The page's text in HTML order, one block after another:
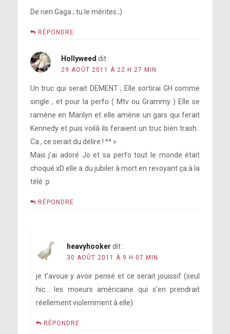
De rien Gaga ; tu le mérites ;)
RÉPONDRE
Hollyweed dit :
29 AOÛT 2011 À 22 H 27 MIN
Un truc qui serait DEMENT ; Elle sortirai GH comme
single , et pour la perfo ( Mtv ou Grammy ) Elle se
ramène en Marilyn et elle amène un gars qui ferait
Kennedy et puis voilà ils feraient un truc bien trash..
Ca , ce serait du délire ! ^^ »
Mais j’ai adoré Jo et sa perfo tout le monde était
choqué xD elle a du jubiler à mort en revoyant ça à la
télé :p
RÉPONDRE
heavyhooker dit :
30 AOÛT 2011 À 9 H 07 MIN
je t’avoue y avoir pensé et ce serait jouissif (seul
hic… les moeurs américaine qui s’en prendrait
réellement violemment à elle)
RÉPONDRE